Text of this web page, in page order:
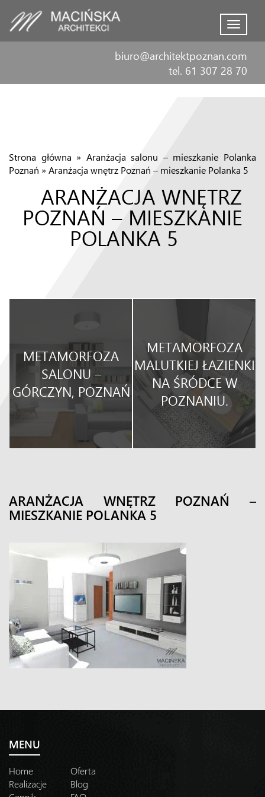
Menu
biuro@architektpoznan.com
tel. 61 307 28 70
Strona główna » Aranżacja salonu – mieszkanie Polanka
Poznań »Aranżacja wnętrz Poznań – mieszkanie Polanka 5
ARANŻACJA WNĘTRZ
POZNAŃ – MIESZKANIE
POLANKA 5
METAMORFOZA
SALONU –
GÓRCZYN, POZNAŃ
METAMORFOZA
MALUTKIEJ ŁAZIENKI
NA ŚRÓDCE W
POZNANIU.
ARANŻACJA WNĘTRZ POZNAŃ –
MIESZKANIE POLANKA 5
MENU
Home
Oferta
Realizacje
Blog